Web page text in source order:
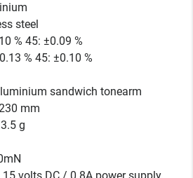
steel
% 45: ±0.09 %
% 45: ±0.10 %
sandwich tonearm
mm
g